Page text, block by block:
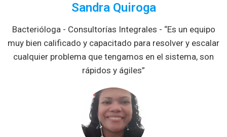
Sandra Quiroga
Bacterióloga - Consultorías Integrales - “Es un equipo
muy bien calificado y capacitado para resolver y escalar
cualquier problema que tengamos en el sistema, son
rápidos y ágiles”